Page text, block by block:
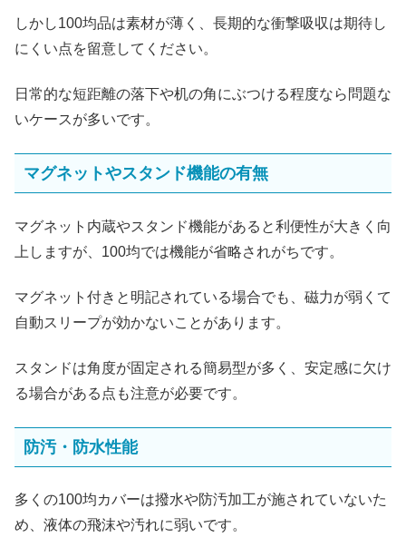
しかし100均品は素材が薄く、長期的な衝撃吸収は期待し
にくい点を留意してください。
日常的な短距離の落下や机の角にぶつける程度なら問題な
いケースが多いです。
マグネットやスタンド機能の有無
マグネット内蔵やスタンド機能があると利便性が大きく向
上しますが、100均では機能が省略されがちです。
マグネット付きと明記されている場合でも、磁力が弱くて
自動スリープが効かないことがあります。
スタンドは角度が固定される簡易型が多く、安定感に欠け
る場合がある点も注意が必要です。
防汚・防水性能
多くの100均カバーは撥水や防汚加工が施されていないた
め、液体の飛沫や汚れに弱いです。